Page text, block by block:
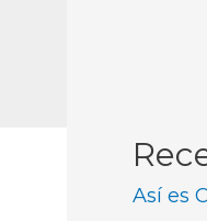
Así es